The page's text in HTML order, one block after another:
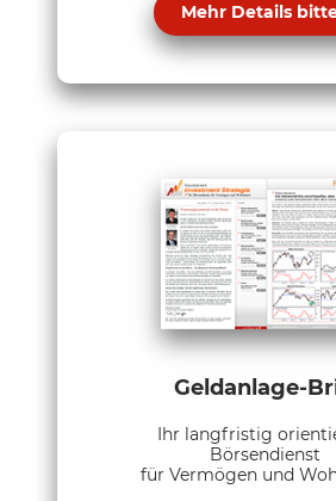
Mehr Details
Geldanlage-
Ihr langfristig
Börsendienst
für Vermögen und